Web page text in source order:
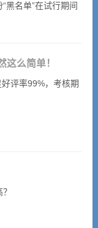
黑名单”在试行期间
滴将在12个月内避
这么简单！
评率99%，考核期